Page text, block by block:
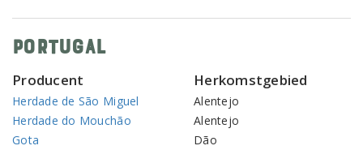
Portugal
Producent Herkomstgebied
Herdade de São Miguel
Alentejo
Herdade do Mouchão
Alentejo
Gota
Dão